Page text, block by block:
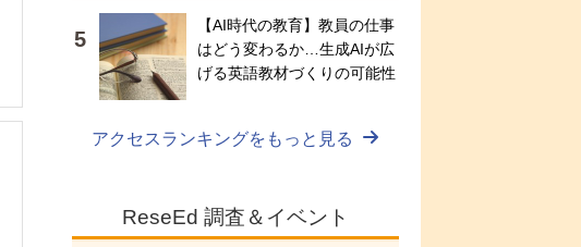
【AI時代の教育】教員の仕事
はどう変わるか…生成AIが広
げる英語教材づくりの可能性
アクセスランキングをもっと見る
ReseEd 調査＆イベント